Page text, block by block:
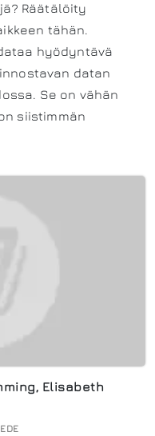
Räätälöity
tähän.
hyödyntävä
datan
Se on vähän
siistimmän
Elisabeth